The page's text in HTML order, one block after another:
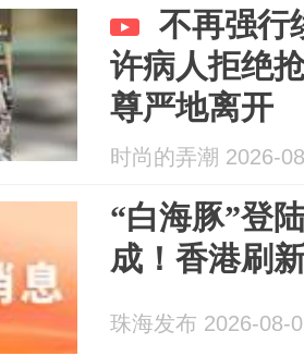
不再强行
许病人拒绝
尊严地离开
时尚的弄潮 2026-
“白海豚”登
成！香港刷
珠海发布 2026-08-